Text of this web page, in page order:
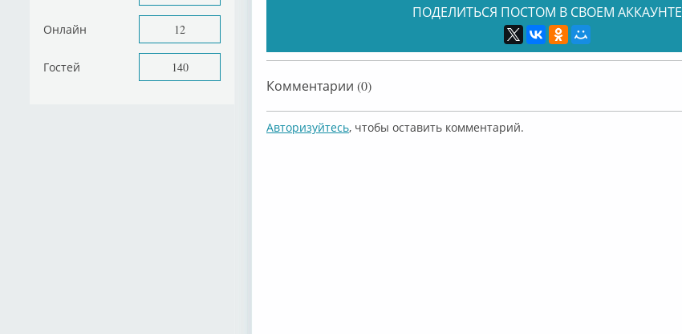
Онлайн 12
Гостей 140
ПОДЕЛИТЬСЯ ПОСТОМ В СВОЕМ АККАУНТЕ
Комментарии (0)
Авторизуйтесь, чтобы оставить комментарий.